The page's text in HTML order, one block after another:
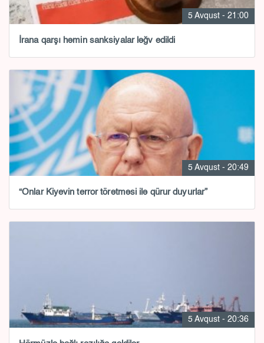
5 Avqust - 21:00
İrana qarşı həmin sanksiyalar ləğv edildi
5 Avqust - 20:49
“Onlar Kiyevin terror törətməsi ilə qürur duyurlar”
5 Avqust - 20:36